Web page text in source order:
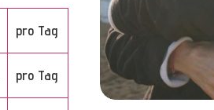
pro Tag
pro Tag